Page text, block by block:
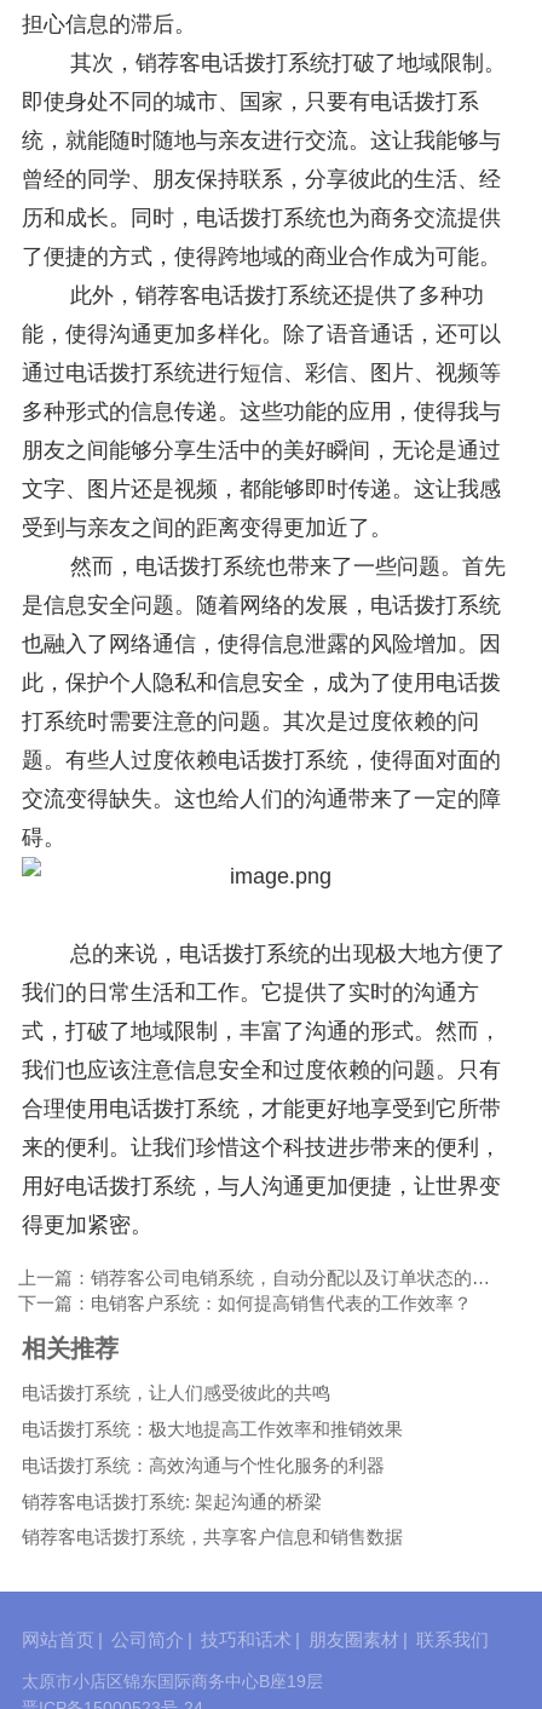
担心信息的滞后。
其次， 销荐客电话拨打系统打破了地域限制。
即使身处不同的城市、国家，只要有电话拨打系
统，就能随时随地与亲友进行交流。这让我能够与
曾经的同学、朋友保持联系，分享彼此的生活、经
历和成长。同时，电话拨打系统也为商务交流提供
了便捷的方式，使得跨地域的商业合作成为可能。
此外， 销荐客电话拨打系统还提供了多种功
能，使得沟通更加多样化。除了语音通话，还可以
通过电话拨打系统进行短信、彩信、图片、视频等
多种形式的信息传递。这些功能的应用，使得我与
朋友之间能够分享生活中的美好瞬间，无论是通过
文字、图片还是视频，都能够即时传递。这让我感
受到与亲友之间的距离变得更加近了。
然而，电话拨打系统也带来了一些问题。首先
是信息安全问题。随着网络的发展，电话拨打系统
也融入了网络通信，使得信息泄露的风险增加。因
此，保护个人隐私和信息安全，成为了使用电话拨
打系统时需要注意的问题。其次是过度依赖的问
题。有些人过度依赖电话拨打系统，使得面对面的
交流变得缺失。这也给人们的沟通带来了一定的障
碍。
总的来说，电话拨打系统的出现极大地方便了
我们的日常生活和工作。它提供了实时的沟通方
式，打破了地域限制，丰富了沟通的形式。然而，
我们也应该注意信息安全和过度依赖的问题。只有
合理使用电话拨打系统，才能更好地享受到它所带
来的便利。让我们珍惜这个科技进步带来的便利，
用好电话拨打系统，与人沟通更加便捷，让世界变
得更加紧密。
上一篇：销荐客公司电销系统，自动分配以及订单状态的跟踪
下一篇：电销客户系统：如何提高销售代表的工作效率？
相关推荐
电话拨打系统，让人们感受彼此的共鸣
电话拨打系统：极大地提高工作效率和推销效果
电话拨打系统：高效沟通与个性化服务的利器
销荐客电话拨打系统: 架起沟通的桥梁
销荐客电话拨打系统，共享客户信息和销售数据
网站首页 | 公司简介 | 技巧和话术 | 朋友圈素材 | 联系我们
太原市小店区锦东国际商务中心B座19层